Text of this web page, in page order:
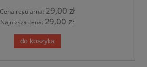
Cena regularna:29,00 zł
Najniższa cena: 29,00 zł
do koszyka